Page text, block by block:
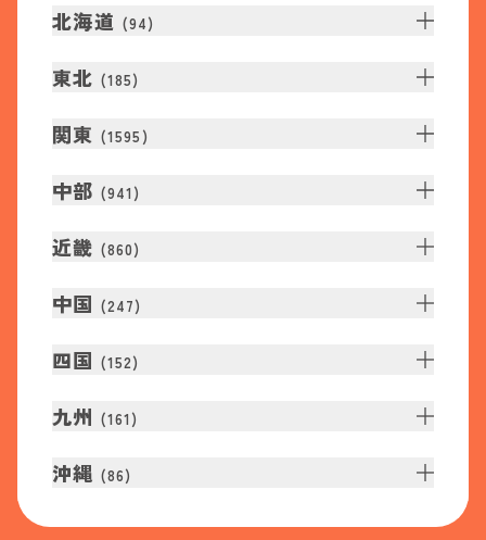
北海道 (94)
東北 (185)
関東 (1595 )
中部 (941 )
近畿 (860)
中国 (247)
四国 (152)
九州 (161 )
沖縄 (86)